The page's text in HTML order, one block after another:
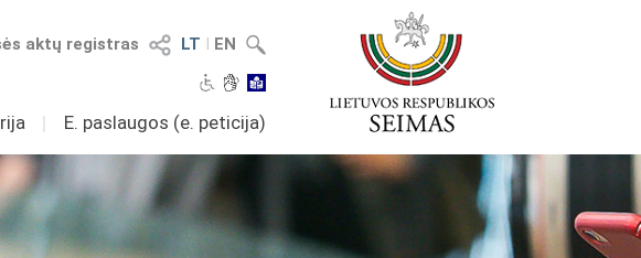
LT I EN
aktų registras
I E. paslaugos (e. peticija)